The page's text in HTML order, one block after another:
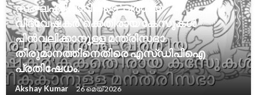
സംഘപരിവാറിൻ്റെ ‘വർഗീയ
വിദ്വേഷകർ’ക്കെതിരായ കേസുകൾ
പിൻവലിക്കാനുള്ള മന്ത്രിസഭാ
തീരുമാനത്തിനെതിരെ എസ്ഡിപിഐ
പ്രതിഷേധം.
Akshay Kumar 26 മെയ്‌ 2026